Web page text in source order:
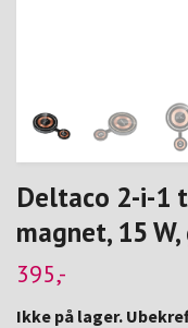
Deltaco 2-i-1
magnet, 15
395,-
Ikke på lager.